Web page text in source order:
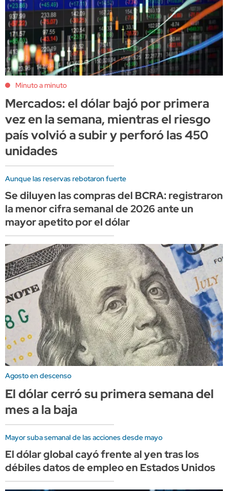
Minuto a minuto
Mercados: el dólar bajó por primera
vez en la semana, mientras el riesgo
país volvió a subir y perforó las 450
unidades
Aunque las reservas rebotaron fuerte
Se diluyen las compras del BCRA: registraron
la menor cifra semanal de 2026 ante un
mayor apetito por el dólar
Agosto en descenso
El dólar cerró su primera semana del
mes a la baja
Mayor suba semanal de las acciones desde mayo
El dólar global cayó frente al yen tras los
débiles datos de empleo en Estados Unidos